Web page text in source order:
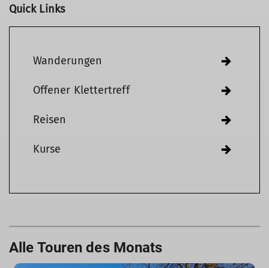
Wanderungen
Offener Klettertreff
Reisen
Kurse
Alle Touren des Monats